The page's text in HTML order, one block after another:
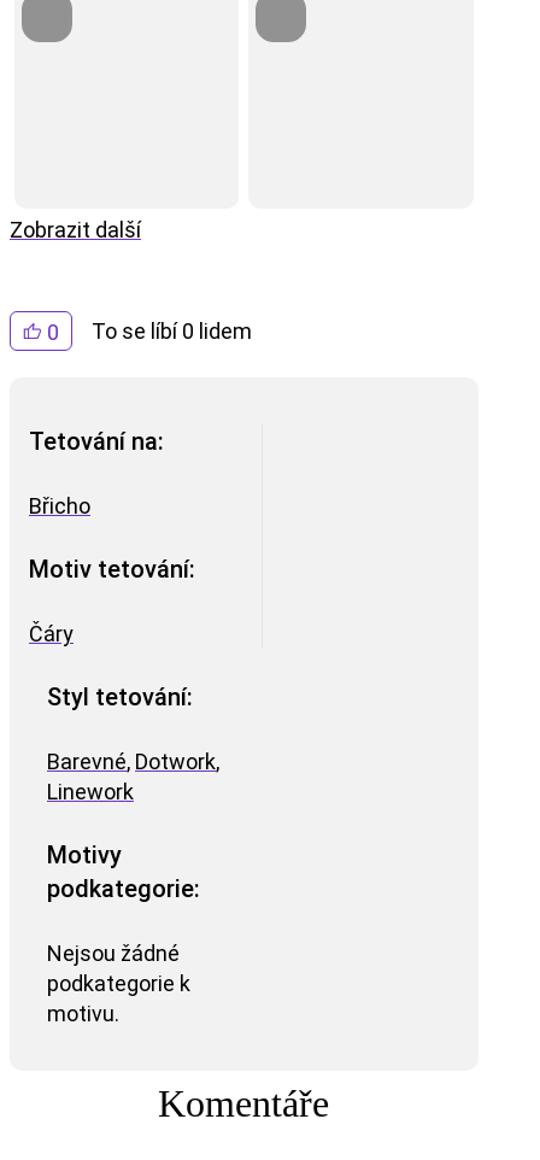
0 To se líbí 0 lidem
Tetování na:
Břicho
Motiv tetování:
Čáry
Styl tetování:
Barevné, Dotwork,
Linework
Motivy
podkategorie:
Nejsou žádné
podkategorie k
motivu.
Komentáře
Zobrazit další